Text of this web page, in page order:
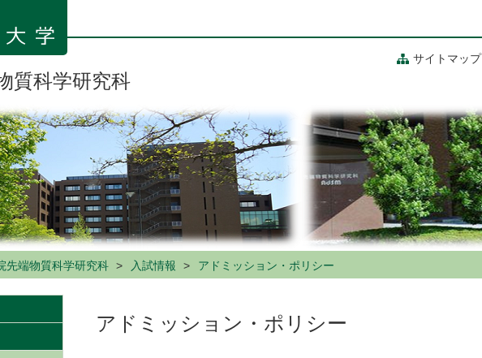
サイトマップ
質科学研究科
先端物質科学研究科 入試情報 アドミッション・ポリシー
アドミッション・ポリシー